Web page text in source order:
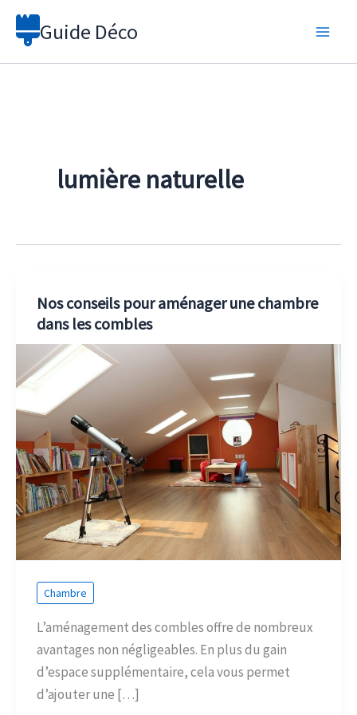
Aller
Guide Déco
lumière naturelle
Nos conseils pour aménager une chambre
dans les combles
Chambre
L’aménagement des combles offre de nombreux
avantages non négligeables. En plus du gain
d’espace supplémentaire, cela vous permet
d’ajouter une […]